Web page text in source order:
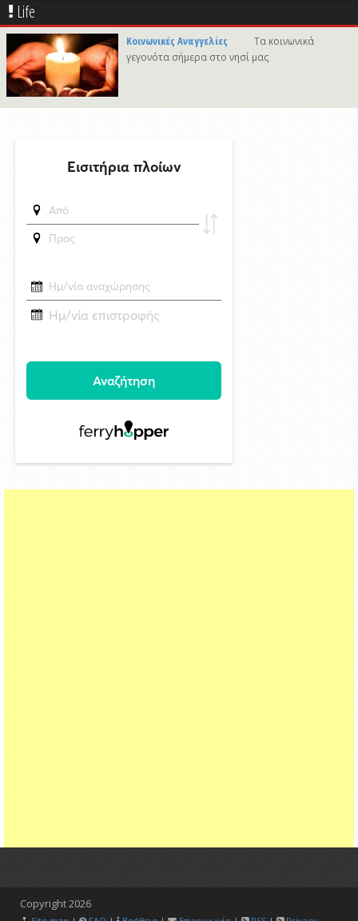
9/8/2026 17:04
Παρέμβαση του εισαγγελέα Σύρου για το ελικόπτερο στο Σαρακήνικο
(video)
δημοσιεύθηκε 7 ώρες πριν
Τρακάρισμα στο πλοίο: Σε καλύπτει η ασφάλεια αυτοκινήτου;
λύνεται με πρόχειρες ενισχύσεις το καλοκαίρι"
Life
Κοινωνικές Αναγγελίες
Τα κοινωνικά
γεγονότα σήμερα στο νησί μας
Copyright2026